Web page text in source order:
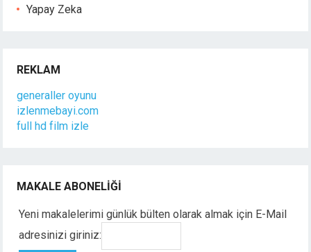
Yapay Zeka
REKLAM
generaller oyunu
izlenmebayi.com
full hd film izle
MAKALE ABONELIĞI
Yeni makalelerimi günlük bülten olarak almak için E-Mail
adresinizi giriniz: